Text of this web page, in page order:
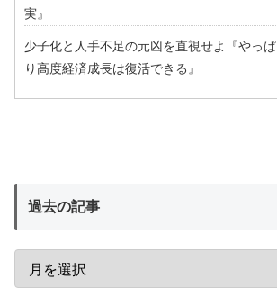
実』
少子化と人手不足の元凶を直視せよ『やっぱ
り高度経済成長は復活できる』
過去の記事